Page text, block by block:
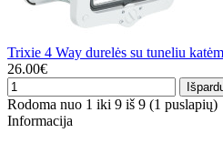
Trixie 4 Way durelės su tuneliu
26.00€
Rodoma nuo 1 iki 9 iš 9 (1 puslapių)
Informacija